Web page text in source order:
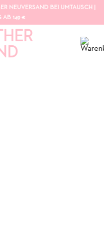
NEUVERSAND BEI UMTAUSCH |
AB 149 €